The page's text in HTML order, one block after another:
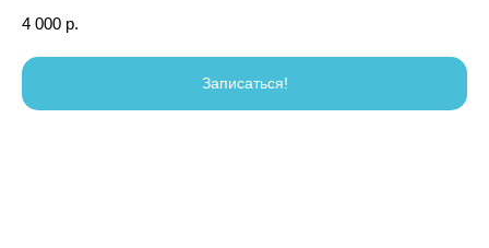
4 000 р.
Записаться!